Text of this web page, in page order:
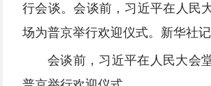
行会谈。会谈前，习近平在人民
场为普京举行欢迎仪式。新华社
会谈前，习近平在人民大会